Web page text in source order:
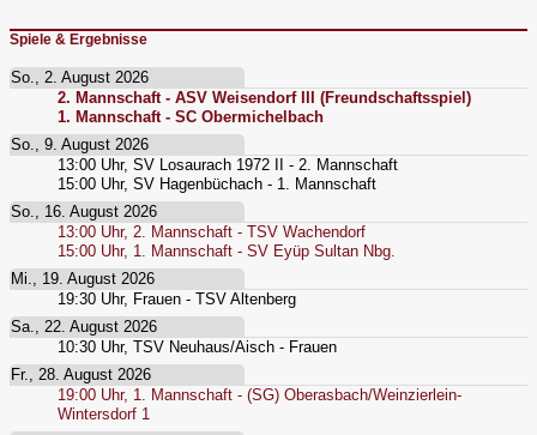
Spiele & Ergebnisse
So., 2. August 2026
2. Mannschaft - ASV Weisendorf III (Freundschaftsspiel)
1. Mannschaft - SC Obermichelbach
So., 9. August 2026
13:00 Uhr, SV Losaurach 1972 II - 2. Mannschaft
15:00 Uhr, SV Hagenbüchach - 1. Mannschaft
So., 16. August 2026
13:00 Uhr, 2. Mannschaft - TSV Wachendorf
15:00 Uhr, 1. Mannschaft - SV Eyüp Sultan Nbg.
Mi., 19. August 2026
19:30 Uhr, Frauen - TSV Altenberg
Sa., 22. August 2026
10:30 Uhr, TSV Neuhaus/Aisch - Frauen
Fr., 28. August 2026
19:00 Uhr, 1. Mannschaft - (SG) Oberasbach/Weinzierlein-
Wintersdorf 1